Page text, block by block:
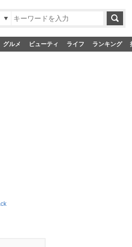
グルメ ビューティ ライフ ランキング